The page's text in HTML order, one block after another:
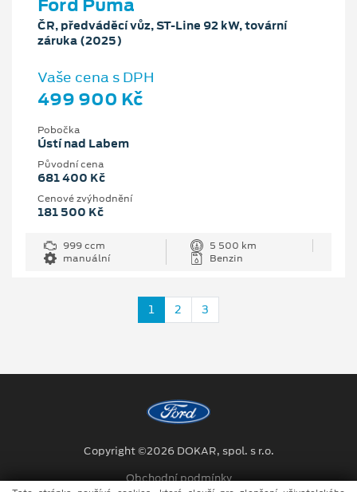
Ford Puma
ČR, předváděcí vůz, ST-Line 92 kW, tovární
záruka (2025)
Vaše cena s DPH
499 900 Kč
Pobočka
Ústí nad Labem
Původní cena
681 400 Kč
Cenové zvýhodnění
181 500 Kč
999 ccm
5 500 km
manuální
Benzin
1 2 3
Copyright ©2026 DOKAR, spol. s r.o.
Obchodní podmínky